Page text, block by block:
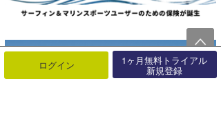
ログイン 1ヶ月無料トライアル
新規登録